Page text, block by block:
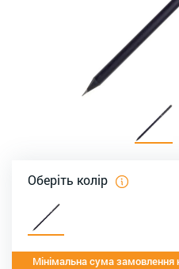
Оберіть колір
Мінімальна сума замовлення